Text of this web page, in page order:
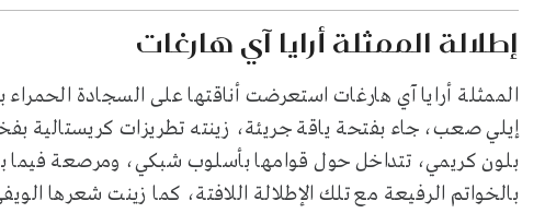
إطلالة الممثلة أرايا آي هارغات
الممثلة أرايا آي هارغات استعرضت أناقتها على السجادة
إيلي صعب، جاء بفتحة ياقة جريئة، زينته تطريزات كريستالية
بلون كريمي، تتداخل حول قوامها بأسلوب شبكي، ومرصعة فيما
بالخواتم الرفيعة مع تلك الإطلالة اللافتة، كما زينت شعرها